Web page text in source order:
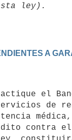
A
de
contra el